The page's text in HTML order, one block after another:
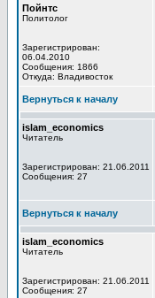
Пойнтс
Политолог
Зарегистрирован:
06.04.2010
Сообщения: 1866
Откуда: Владивосток
Вернуться к началу
islam_economics
Читатель
Зарегистрирован: 21.06.2011
Сообщения: 27
Вернуться к началу
islam_economics
Читатель
Зарегистрирован: 21.06.2011
Сообщения: 27